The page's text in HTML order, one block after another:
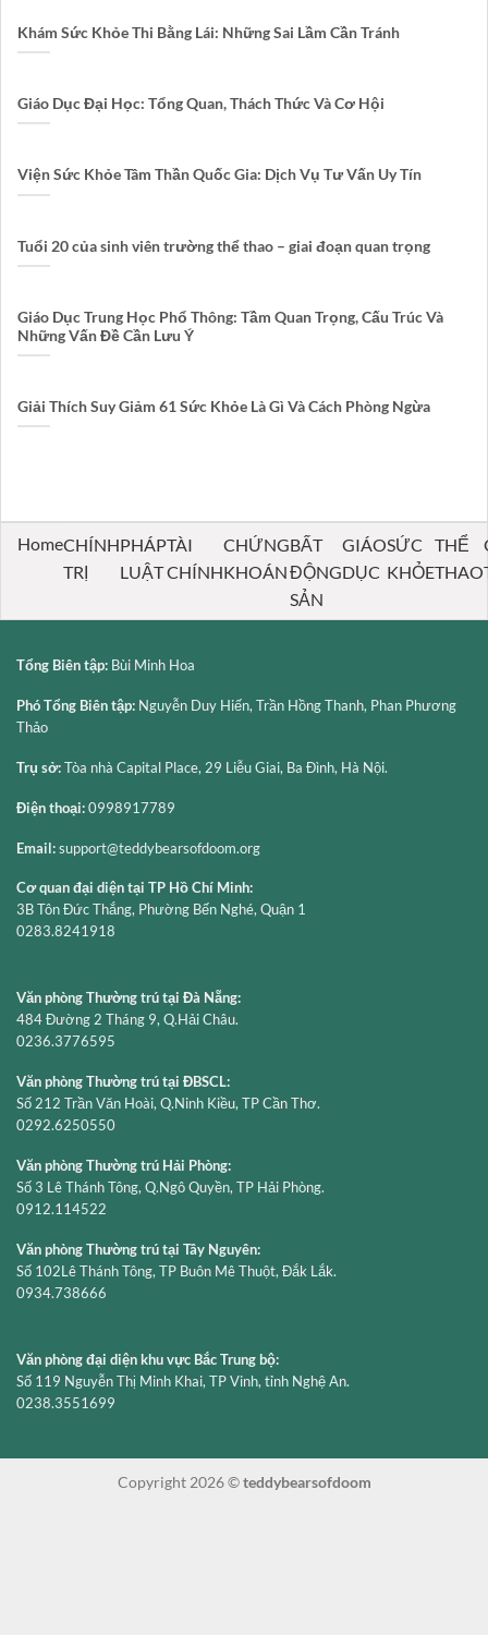
Khám Sức Khỏe Thi Bằng Lái: Những Sai Lầm Cần Tránh
Giáo Dục Đại Học: Tổng Quan, Thách Thức Và Cơ Hội
Viện Sức Khỏe Tâm Thần Quốc Gia: Dịch Vụ Tư Vấn Uy Tín
Tuổi 20 của sinh viên trường thể thao – giai đoạn quan trọng
Giáo Dục Trung Học Phổ Thông: Tầm Quan Trọng, Cấu Trúc Và
Những Vấn Đề Cần Lưu Ý
Giải Thích Suy Giảm 61 Sức Khỏe Là Gì Và Cách Phòng Ngừa
HomeCHÍNH
TRỊ
PHÁP
LUẬT
TÀI
CHÍNH
CHỨNG
KHOÁN
BẤT
ĐỘNG
SẢN
GIÁO
DỤC
SỨC
KHỎE
THỂ
THAO
Tổng Biên tập: Bùi Minh Hoa
Phó Tổng Biên tập: Nguyễn Duy Hiến, Trần Hồng Thanh, Phan Phương
Thảo
Trụ sở:Tòa nhà Capital Place, 29 Liễu Giai, Ba Đình, Hà Nội.
Điện thoại:0998917789
Email:support@teddybearsofdoom.org
Cơ quan đại diện tại TP Hồ Chí Minh:
3B Tôn Đức Thắng, Phường Bến Nghé, Quận 1
0283.8241918
Văn phòng Thường trú tại Đà Nẵng:
484 Đường 2 Tháng 9, Q.Hải Châu.
0236.3776595
Văn phòng Thường trú tại ĐBSCL:
Số 212 Trần Văn Hoài, Q.Ninh Kiều, TP Cần Thơ.
0292.6250550
Văn phòng Thường trú Hải Phòng:
Số 3 Lê Thánh Tông, Q.Ngô Quyền, TP Hải Phòng.
0912.114522
Văn phòng Thường trú tại Tây Nguyên:
Số 102Lê Thánh Tông, TP Buôn Mê Thuột, Đắk Lắk.
0934.738666
Văn phòng đại diện khu vực Bắc Trung bộ:
Số 119 Nguyễn Thị Minh Khai, TP Vinh, tỉnh Nghệ An.
0238.3551699
Copyright 2026 ©teddybearsofdoom